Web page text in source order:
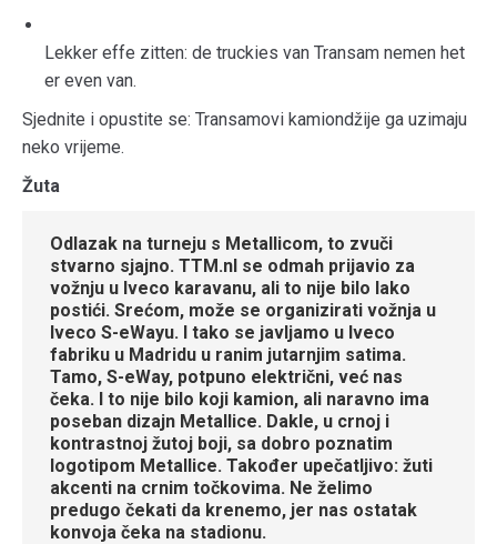
Lekker effe zitten: de truckies van Transam nemen het
er even van.
Sjednite i opustite se: Transamovi kamiondžije ga uzimaju
neko vrijeme.
Žuta
Odlazak na turneju s Metallicom, to zvuči
stvarno sjajno. TTM.nl se odmah prijavio za
vožnju u Iveco karavanu, ali to nije bilo lako
postići. Srećom, može se organizirati vožnja u
Iveco S-eWayu. I tako se javljamo u Iveco
fabriku u Madridu u ranim jutarnjim satima.
Tamo, S-eWay, potpuno električni, već nas
čeka. I to nije bilo koji kamion, ali naravno ima
poseban dizajn Metallice. Dakle, u crnoj i
kontrastnoj žutoj boji, sa dobro poznatim
logotipom Metallice. Također upečatljivo: žuti
akcenti na crnim točkovima. Ne želimo
predugo čekati da krenemo, jer nas ostatak
konvoja čeka na stadionu.